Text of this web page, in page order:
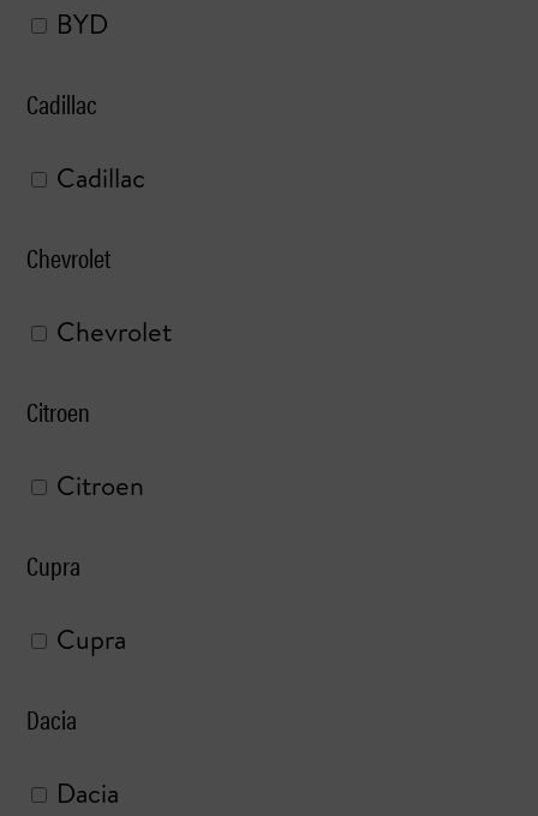
BYD
Cadillac
Cadillac
Chevrolet
Chevrolet
Citroen
Citroen
Cupra
Cupra
Dacia
Dacia